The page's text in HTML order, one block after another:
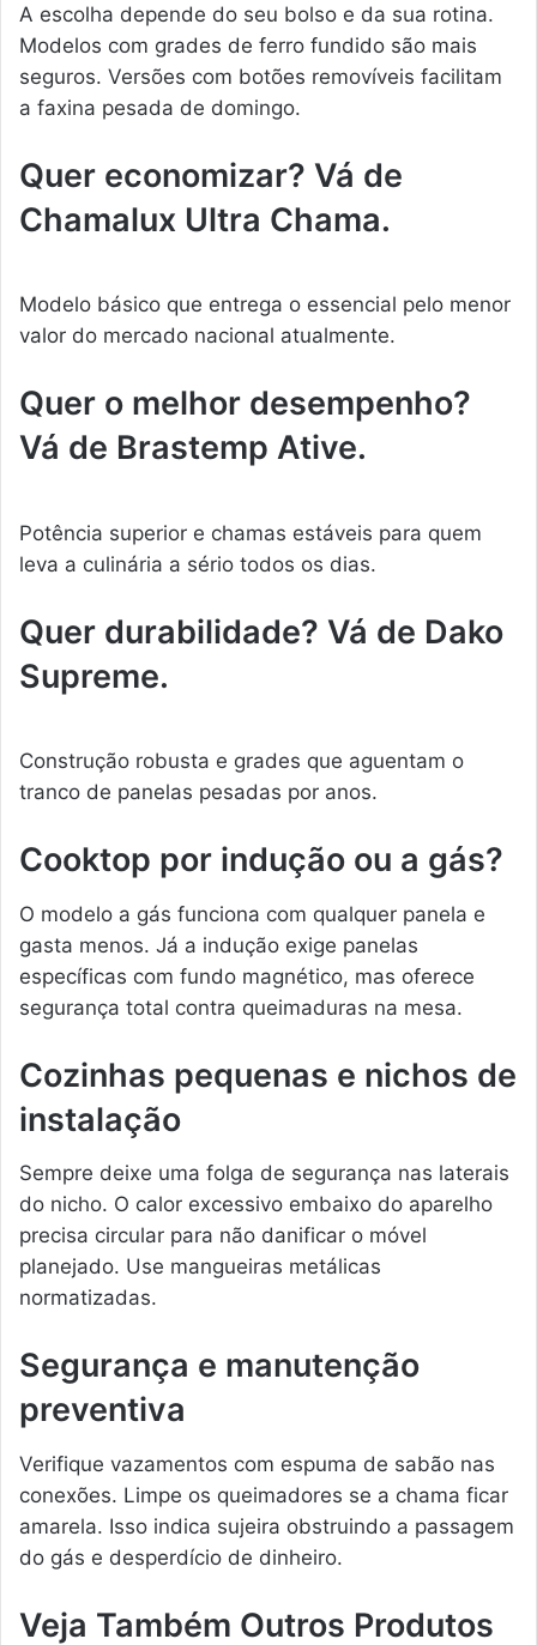
A escolha depende do seu bolso e da sua rotina.
Modelos com grades de ferro fundido são mais
seguros. Versões com botões removíveis facilitam
a faxina pesada de domingo.
Quer economizar? Vá de
Chamalux Ultra Chama.
Modelo básico que entrega o essencial pelo menor
valor do mercado nacional atualmente.
Quer o melhor desempenho?
Vá de Brastemp Ative.
Potência superior e chamas estáveis para quem
leva a culinária a sério todos os dias.
Quer durabilidade? Vá de Dako
Supreme.
Construção robusta e grades que aguentam o
tranco de panelas pesadas por anos.
Cooktop por indução ou a gás?
O modelo a gás funciona com qualquer panela e
gasta menos. Já a indução exige panelas
específicas com fundo magnético, mas oferece
segurança total contra queimaduras na mesa.
Cozinhas pequenas e nichos de
instalação
Sempre deixe uma folga de segurança nas laterais
do nicho. O calor excessivo embaixo do aparelho
precisa circular para não danificar o móvel
planejado. Use mangueiras metálicas
normatizadas.
Segurança e manutenção
preventiva
Verifique vazamentos com espuma de sabão nas
conexões. Limpe os queimadores se a chama ficar
amarela. Isso indica sujeira obstruindo a passagem
do gás e desperdício de dinheiro.
Veja Também Outros Produtos